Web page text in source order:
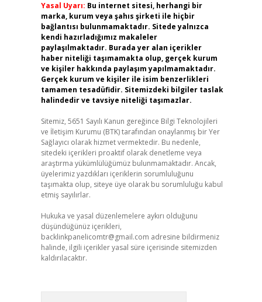
Yasal Uyarı: Bu internet sitesi, herhangi bir
marka, kurum veya şahıs şirketi ile hiçbir
bağlantısı bulunmamaktadır. Sitede yalnızca
kendi hazırladığımız makaleler
paylaşılmaktadır. Burada yer alan içerikler
haber niteliği taşımamakta olup, gerçek kurum
ve kişiler hakkında paylaşım yapılmamaktadır.
Gerçek kurum ve kişiler ile isim benzerlikleri
tamamen tesadüfidir. Sitemizdeki bilgiler taslak
halindedir ve tavsiye niteliği taşımazlar.
Sitemiz, 5651 Sayılı Kanun gereğince Bilgi Teknolojileri
ve İletişim Kurumu (BTK) tarafından onaylanmış bir Yer
Sağlayıcı olarak hizmet vermektedir. Bu nedenle,
sitedeki içerikleri proaktif olarak denetleme veya
araştırma yükümlülüğümüz bulunmamaktadır. Ancak,
üyelerimiz yazdıkları içeriklerin sorumluluğunu
taşımakta olup, siteye üye olarak bu sorumluluğu kabul
etmiş sayılırlar.
Hukuka ve yasal düzenlemelere aykırı olduğunu
düşündüğünüz içerikleri,
backlinkpanelicomtr@gmail.com adresine bildirmeniz
halinde, ilgili içerikler yasal süre içerisinde sitemizden
kaldırılacaktır.